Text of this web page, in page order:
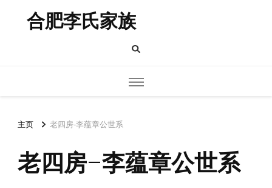
合肥李氏家族
主页 老四房-李蕴章公世系
老四房-李蕴章公世系